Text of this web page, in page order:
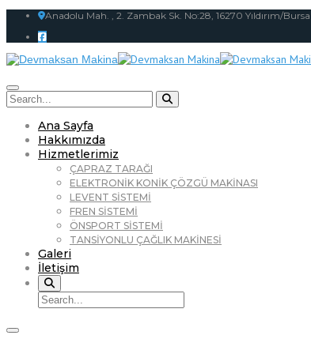
Anadolu Mah. , 2. Zambak Sk. No:28, 16270 Yıldırım/Bursa
Ana Sayfa
Hakkımızda
Hizmetlerimiz
ÇAPRAZ TARAĞI
ELEKTRONİK KONİK ÇÖZGÜ MAKİNASI
LEVENT SİSTEMİ
FREN SİSTEMİ
ÖNSPORT SİSTEMİ
TANSİYONLU ÇAĞLIK MAKİNESİ
Galeri
İletişim